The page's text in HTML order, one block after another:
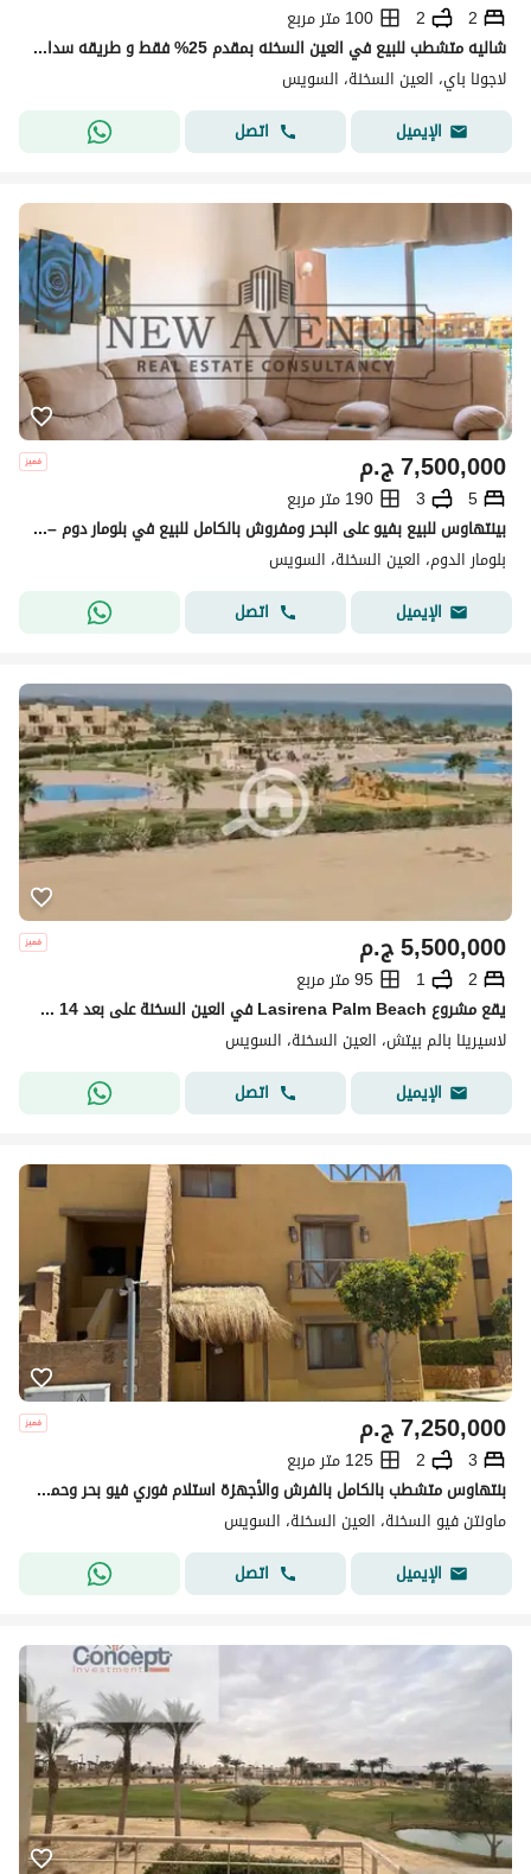
2
2
100 متر مربع
شاليه متشطب للبيع في العين السخنه بمقدم 25% فقط و طريقه سداد مريحه
لاجونا باي، العين السخنة، السويس
الإيميل
اتصل
ج.م7,500,000
5
3
190 متر مربع
بينتهاوس للبيع بفيو على البحر ومفروش بالكامل للبيع في بلومار دوم – العين السخنه - استلام فورى -blumar Dome
بلومار الدوم، العين السخنة، السويس
الإيميل
اتصل
ج.م5,500,000
2
1
95 متر مربع
يقع مشروع Lasirena Palm Beach في العين السخنة على بعد 14 كم من بوابات العين السخنة طريق السويس. :
لاسيرينا بالم بيتش، العين السخنة، السويس
الإيميل
اتصل
ج.م7,250,000
3
2
125 متر مربع
بنتهاوس متشطب بالكامل بالفرش والأجهزة استلام فوري فيو بحر وحمام سباحة ريسيل في ماونتن فيو 1 العين السخنة MV 1 Ain Sokhnaبالقرب من طريق بورتو السخنة
ماونتن فيو السخنة، العين السخنة، السويس
الإيميل
اتصل